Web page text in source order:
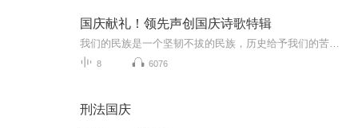
国庆献礼！领先声创国庆诗歌特辑
8 6076
刑法国庆